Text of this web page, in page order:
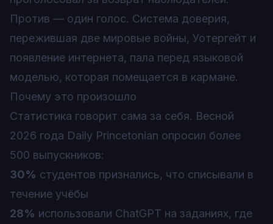
Против — один голос. Система доверия,
пережившая две мировые войны, Уотергейт и
появление интернета, пала перед языковой
моделью, которая помещается в кармане.
Почему это произошло
Статистика говорит сама за себя. Весной
2026 года Daily Princetonian опросил более
500 выпускников:
30% студентов признались, что списывали в
течение учёбы
28% использовали ChatGPT на заданиях, где